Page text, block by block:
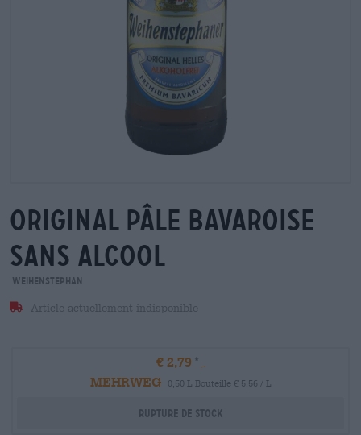
original Pâle Bavaroise
sans alcool
Weihenstephan
Article actuellement indisponible
€ 2,79
MEHRWEG
0,50 L Bouteille € 5,56 / L
Rupture de stock